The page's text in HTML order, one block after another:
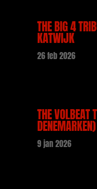
THE BIG 4
KATWIJK
26 feb 2026
THE VOLBEAT
DENEMARKEN)
9 jan 2026